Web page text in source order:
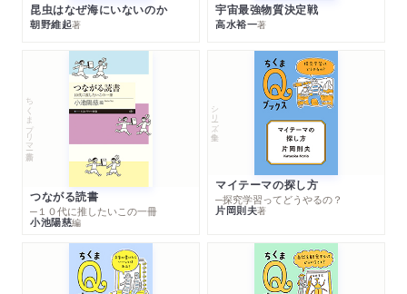
昆虫はなぜ海にいないのか
朝野維起著
宇宙最強物質決定戦
高水裕一著
ちくまプリマー新書
つながる読書
─１０代に推したいこの一冊
小池陽慈編
シリーズ・全集
マイテーマの探し方
─探究学習ってどうやるの？
片岡則夫著